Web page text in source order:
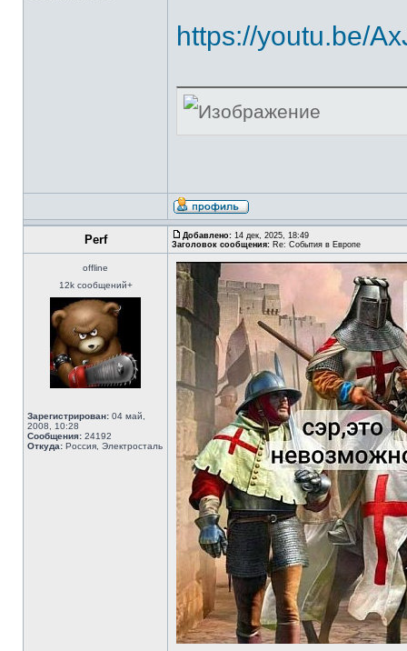
https://youtu.be/
Perf Добавлено: 14 дек, 2025, 18:49
Заголовок сообщения: Re: События в Европе
offline
12k сообщений+
Зарегистрирован: 04 май,
2008, 10:28
Сообщения: 24192
Откуда: Россия, Электросталь